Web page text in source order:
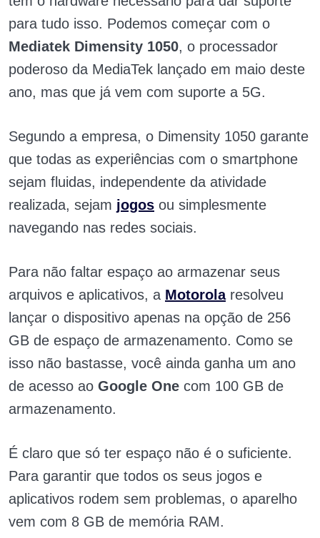
para tudo isso. Podemos começar com o
Mediatek Dimensity 1050, o processador
poderoso da MediaTek lançado em maio deste
ano, mas que já vem com suporte a 5G.
Segundo a empresa, o Dimensity 1050 garante
que todas as experiências com o smartphone
sejam fluidas, independente da atividade
realizada, sejam jogos ou simplesmente
navegando nas redes sociais.
Para não faltar espaço ao armazenar seus
arquivos e aplicativos, a Motorolaresolveu
lançar o dispositivo apenas na opção de 256
GB de espaço de armazenamento. Como se
isso não bastasse, você ainda ganha um ano
de acesso ao Google One com 100 GB de
armazenamento.
É claro que só ter espaço não é o suficiente.
Para garantir que todos os seus jogos e
aplicativos rodem sem problemas, o aparelho
vem com 8 GB de memória RAM.